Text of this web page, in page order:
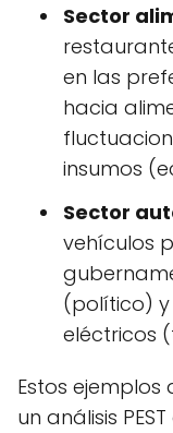
Sector
en las
hacia
insumos
Sector
vehículos
(político) y
eléctricos
Estos
un análisis